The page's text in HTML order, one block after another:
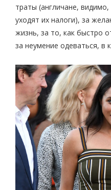
траты (англичане,
уходят их налоги), за
жизнь, за то, как быстро
за неумение одеваться, в